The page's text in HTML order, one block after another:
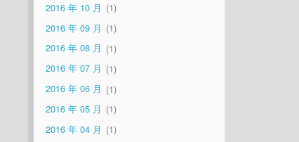
2016 年 10 月
1
2016 年 09 月
1
2016 年 08 月
1
2016 年 07 月
1
2016 年 06 月
1
2016 年 05 月
1
2016 年 04 月
1